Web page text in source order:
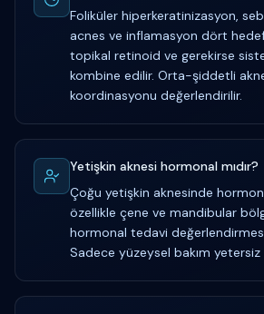
Foliküler hiperkeratinizasyon,
acnes ve inflamasyon dört
topikal retinoid ve gerekirse
kombine edilir. Orta-şiddetli
koordinasyonu değerlendirilir.
Yetişkin aknesi hormonal mıdır?
Çoğu yetişkin aknesinde
özellikle çene ve mandibular
hormonal tedavi
Sadece yüzeysel bakım yetersiz